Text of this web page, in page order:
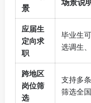
景
应届生
定向求
职
毕业生
选调生
跨地区
岗位筛
选
支持多
筛选全